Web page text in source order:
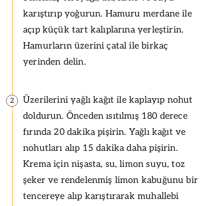
karıştırıp yoğurun. Hamuru merdane ile
açıp küçük tart kalıplarına yerleştirin.
Hamurların üzerini çatal ile birkaç
yerinden delin.
2
Üzerilerini yağlı kağıt ile kaplayıp nohut
doldurun. Önceden ısıtılmış 180 derece
fırında 20 dakika pişirin. Yağlı kağıt ve
nohutları alıp 15 dakika daha pişirin.
Krema için nişasta, su, limon suyu, toz
şeker ve rendelenmiş limon kabuğunu bir
tencereye alıp karıştırarak muhallebi